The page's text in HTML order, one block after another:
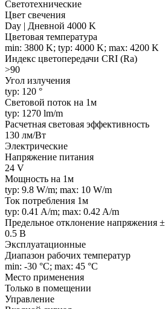
Светотехнические
Цвет свечения
Day | Дневной 4000 K
Цветовая температура
min: 3800 K; typ: 4000 K; max: 4200 K
Индекс цветопередачи CRI (Ra)
>90
Угол излучения
typ: 120 °
Световой поток на 1м
typ: 1270 lm/m
Расчетная световая эффективность
130 лм/Вт
Электрические
Напряжение питания
24 V
Мощность на 1м
typ: 9.8 W/m; max: 10 W/m
Ток потребления 1м
typ: 0.41 A/m; max: 0.42 A/m
Предельное отклонение напряжения ±
0.5 В
Эксплуатационные
Диапазон рабочих температур
min: -30 °C; max: 45 °C
Место применения
Только в помещении
Управление